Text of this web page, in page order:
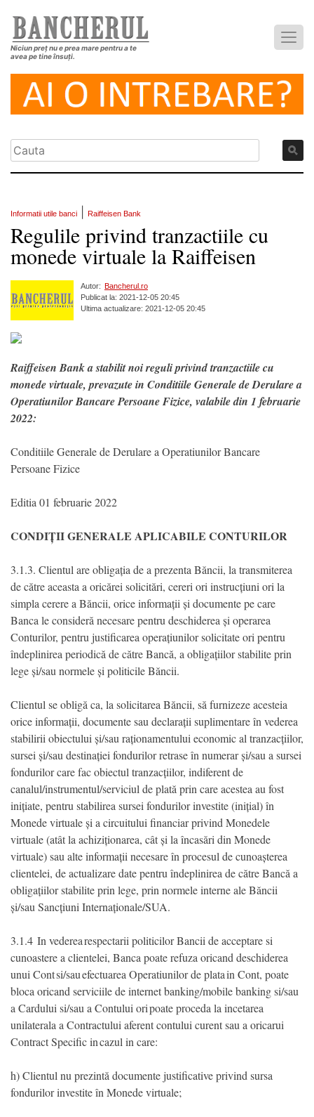
Niciun preț nu e prea mare pentru a te
avea pe tine însuți.
Informatii utile banci Raiffeisen Bank
Regulile privind tranzactiile cu
monede virtuale la Raiffeisen
Autor: Bancherul.ro
Publicat la: 2021-12-05 20:45
Ultima actualizare: 2021-12-05 20:45
Raiffeisen Bank a stabilit noi reguli privind tranzactiile cu
monede virtuale, prevazute in Conditiile Generale de Derulare a
Operatiunilor Bancare Persoane Fizice, valabile din 1 februarie
2022:
Conditiile Generale de Derulare a Operatiunilor Bancare
Persoane Fizice
Editia 01 februarie 2022
CONDIȚII GENERALE APLICABILE CONTURILOR
3.1.3. Clientul are obligația de a prezenta Băncii, la transmiterea
de către aceasta a oricărei solicitări, cereri ori instrucțiuni ori la
simpla cerere a Băncii, orice informații și documente pe care
Banca le consideră necesare pentru deschiderea și operarea
Conturilor, pentru justificarea operațiunilor solicitate ori pentru
îndeplinirea periodică de către Bancă, a obligațiilor stabilite prin
lege și/sau normele și politicile Băncii.
Clientul se obligă ca, la solicitarea Băncii, să furnizeze acesteia
orice informații, documente sau declarații suplimentare în vederea
stabilirii obiectului și/sau raționamentului economic al tranzacțiilor,
sursei și/sau destinației fondurilor retrase în numerar și/sau a sursei
fondurilor care fac obiectul tranzacțiilor, indiferent de
canalul/instrumentul/serviciul de plată prin care acestea au fost
inițiate, pentru stabilirea sursei fondurilor investite (inițial) în
Monede virtuale și a circuitului financiar privind Monedele
virtuale (atât la achiziționarea, cât și la încasări din Monede
virtuale) sau alte informații necesare în procesul de cunoașterea
clientelei, de actualizare date pentru îndeplinirea de către Bancă a
obligațiilor stabilite prin lege, prin normele interne ale Băncii
și/sau Sancțiuni Internaționale/SUA.
3.1.4 In vederea respectarii politicilor Bancii de acceptare si
cunoastere a clientelei, Banca poate refuza oricand deschiderea
unui Cont si/sau efectuarea Operatiunilor de plata in Cont, poate
bloca oricand serviciile de internet banking/mobile banking si/sau
a Cardului si/sau a Contului ori poate proceda la incetarea
unilaterala a Contractului aferent contului curent sau a oricarui
Contract Specific in cazul in care:
h) Clientul nu prezintă documente justificative privind sursa
fondurilor investite în Monede virtuale;